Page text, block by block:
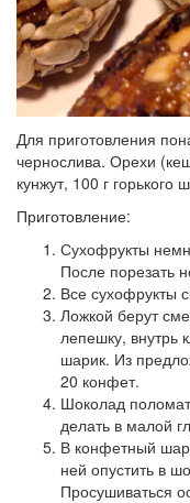
Для приготовления
чернослива. Орехи
кунжут, 100 г горького
Приготовление:
Сухофрукты
После порезать
Все сухофрукты
Ложкой берут
лепешку, внутрь
шарик. Из
20 конфет.
Шоколад
делать в малой
В конфетный
ней опустить в
Просушиваться